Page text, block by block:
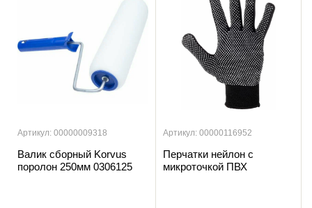
Артикул: 00000009318
Валик сборный Korvus
поролон 250мм 0306125
Артикул: 00000116952
Перчатки нейлон с
микроточкой ПВХ